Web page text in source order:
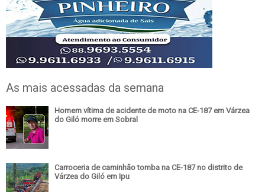
As mais acessadas da semana
Homem vítima de acidente de moto na CE-187 em Várzea
do Giló morre em Sobral
Carroceria de caminhão tomba na CE-187 no distrito de
Várzea do Giló em Ipu